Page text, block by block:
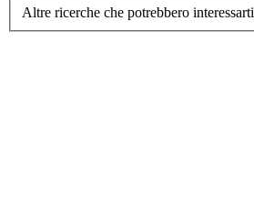
Altre ricerche che potrebbero interessarti